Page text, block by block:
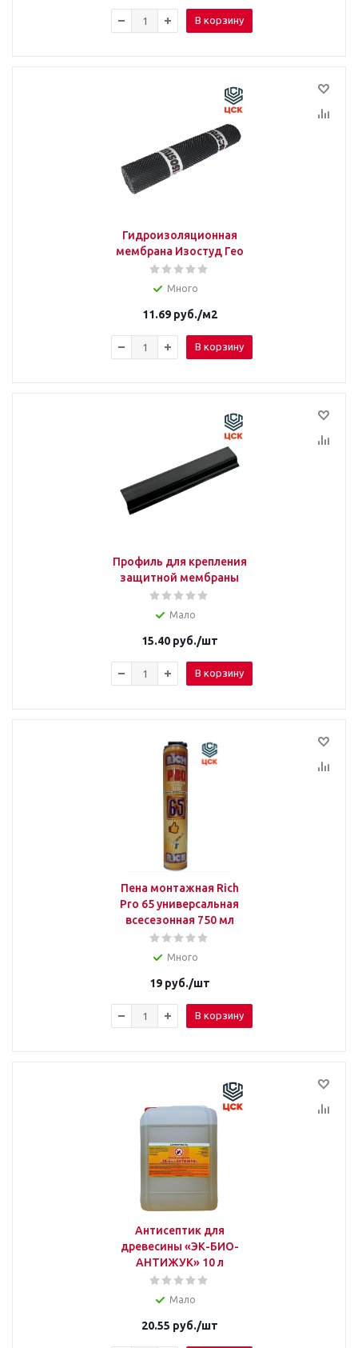
В корзину
Гидроизоляционная
мембрана Изостуд Гео
Много
11.69руб./м2
В корзину
Профиль для крепления
защитной мембраны
Мало
15.40руб./шт
В корзину
Пена монтажная Rich
Pro 65 универсальная
всесезонная 750 мл
Много
19руб./шт
В корзину
Антисептик для
древесины «ЭК-БИО-
АНТИЖУК» 10 л
Мало
20.55 руб./шт